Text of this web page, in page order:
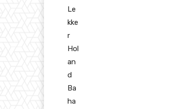
Le
kke
r
Hol
an
d
Ba
ha